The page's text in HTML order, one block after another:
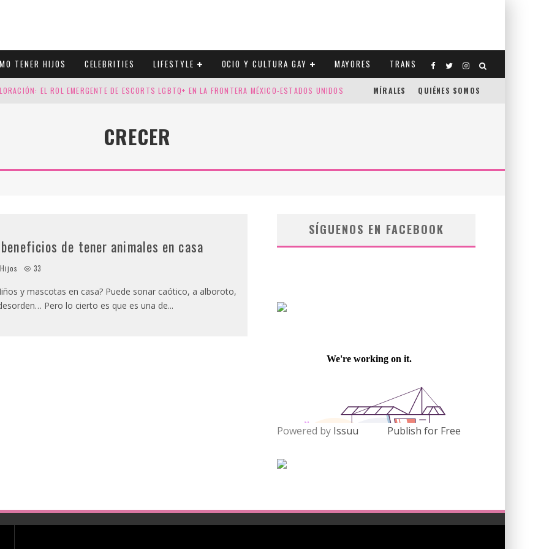
TENER HIJOS CELEBRITIES LIFESTYLE OCIO Y CULTURA GAY MAYORES TRANS
EL ROL EMERGENTE DE ESCORTS LGBTQ+ EN LA FRONTERA MÉXICO-ESTADOS UNIDOS
CUATRO SELLOS QUE HONRAN LA HISTORIA LGTB
MÍRALES QUIÉNES SOMOS
CRECER
de tener animales en casa
Hijos 33
y mascotas en casa? Puede sonar caótico, a alboroto,
Pero lo cierto es que es una de...
SÍGUENOS EN FACEBOOK
Powered by Issuu Publish for Free